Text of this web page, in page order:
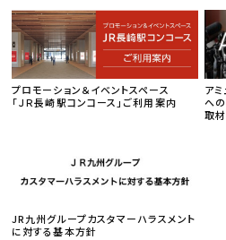
プロモーション＆イベントスペース
「ＪＲ長崎駅コンコース」ご利用案内
ア
への
取
JR九州グループカスタマーハラスメント
に対する基本方針